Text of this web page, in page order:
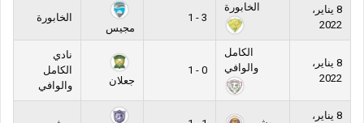
8 يناير،
2022
الخابورة
3 - 1
مجيس
الخابورة
8 يناير،
2022
الكامل
والوافي
0 - 1
جعلان
نادي
الكامل
والوافي
8 يناير،